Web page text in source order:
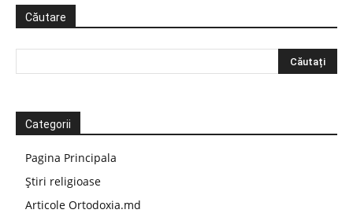
Căutare
Categorii
Pagina Principala
Știri religioase
Articole Ortodoxia.md